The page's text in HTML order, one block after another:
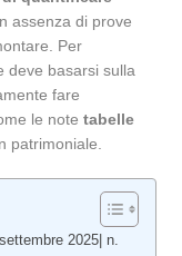
assenza di prove
Per
deve basarsi sulla
fare
le notetabelle
patrimoniale.
2025| n.